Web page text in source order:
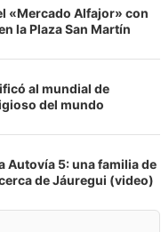
«Mercado Alfajor» con
la Plaza San Martín
al mundial de
del mundo
Autovía 5: una familia de
de Jáuregui (video)